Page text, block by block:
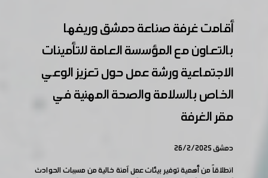
أقامت غرفة صناعة دمشق وريفها
بالتعاون مع المؤسسة العامة للتأمينات
الاجتماعية ورشة عمل حول تعزيز الوعي
الخاص بالسلامة والصحة المهنية في
مقر الغرفة
دمشق 26/2/2025
انطلاقاً من أهمية توفير بيئات عمل آمنة خالية من مسببات الحوادث